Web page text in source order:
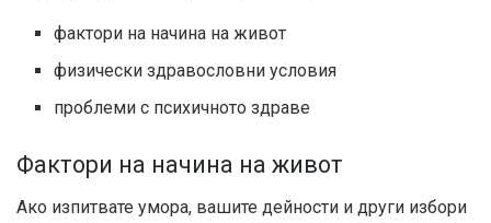
фактори на начина на живот
физически здравословни условия
проблеми с психичното здраве
Фактори на начина на живот
Ако изпитвате умора, вашите дейности и други избори